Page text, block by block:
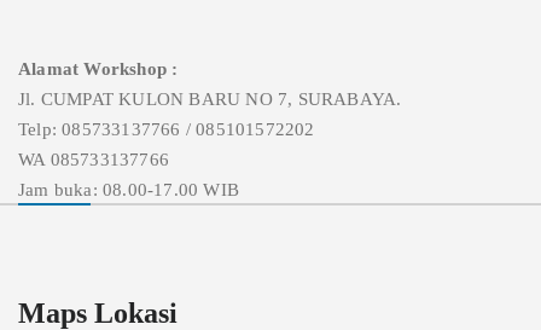
Alamat Workshop :
Jl. CUMPAT KULON BARU NO 7, SURABAYA.
Telp: 085733137766 / 085101572202
WA 085733137766
Jam buka: 08.00-17.00 WIB
Maps Lokasi